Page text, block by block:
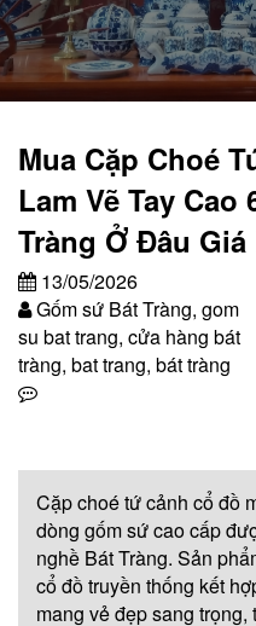
Mua Cặp Choé
Lam Vẽ Tay Cao
Tràng Ở Đâu Giá
13/05/2026
Gốm sứ Bát Tràng, gom
su bat trang, cửa hàng bát
tràng, bat trang, bát tràng
Cặp choé tứ cảnh cổ đồ
dòng gốm sứ cao cấp
nghề Bát Tràng. Sản
cổ đồ truyền thống kết
mang vẻ đẹp sang